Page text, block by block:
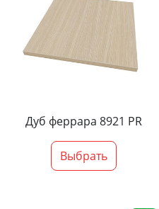
Дуб феррара 8921 PR
Выбрать